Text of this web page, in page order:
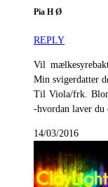
Pia H Ø
REPLY
Vil
Min svigerdatter
Til Viola/frk.
-hvordan laver du
14/03/2016